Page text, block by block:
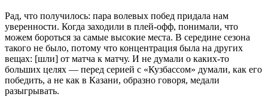
Рад, что получилось: пара волевых побед придала нам
уверенности. Когда заходили в плей-офф, понимали, что
можем бороться за самые высокие места. В середине сезона
такого не было, потому что концентрация была на других
вещах: [шли] от матча к матчу. И не думали о каких-то
больших целях — перед серией с «Кузбассом» думали, как его
победить, а не как в Казани, образно говоря, медали
разыгрывать.